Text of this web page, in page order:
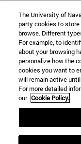
The University of
party cookies to
browse. Different
For example, to
about your browsing
personalize how the
cookies you want to
will remain active
For more detailed
our Cookie Policy.